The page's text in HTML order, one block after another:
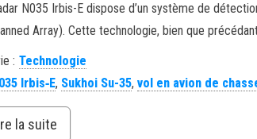
N035 Irbis-E dispose d’un système de
Array). Cette technologie, bien que
: Technologie
Irbis‑E, Sukhoi Su-35, vol en avion de
la suite